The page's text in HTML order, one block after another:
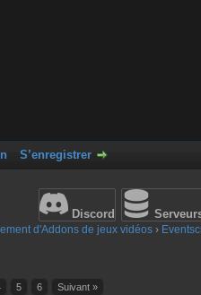
S’enregistrer
Discord
d'Addons de jeux vidéos ›
5 6 Suivant »